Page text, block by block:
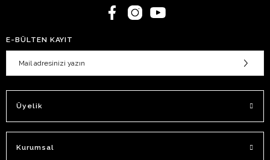
E-BÜLTEN KAYIT
Üyelik
Kurumsal